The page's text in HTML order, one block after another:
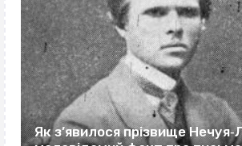
Як з’явилося прізвище